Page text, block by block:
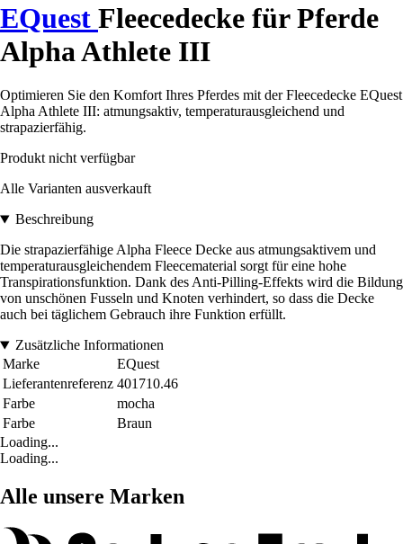
EQuest Fleecedecke für Pferde
Alpha Athlete III
Optimieren Sie den Komfort Ihres Pferdes mit der Fleecedecke EQuest
Alpha Athlete III: atmungsaktiv, temperaturausgleichend und
strapazierfähig.
Produkt nicht verfügbar
Alle Varianten ausverkauft
Beschreibung
Die strapazierfähige Alpha Fleece Decke aus atmungsaktivem und
temperaturausgleichendem Fleecematerial sorgt für eine hohe
Transpirationsfunktion. Dank des Anti-Pilling-Effekts wird die Bildung
von unschönen Fusseln und Knoten verhindert, so dass die Decke
auch bei täglichem Gebrauch ihre Funktion erfüllt.
Zusätzliche Informationen
Marke
EQuest
Lieferantenreferenz 401710.46
Farbe
mocha
Farbe
Braun
Loading...
Loading...
Alle unsere Marken